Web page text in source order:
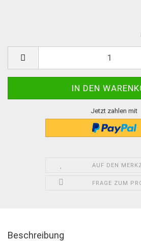
Jetzt zahlen mit
AUF DEN
FRAGE ZUM
Beschreibung